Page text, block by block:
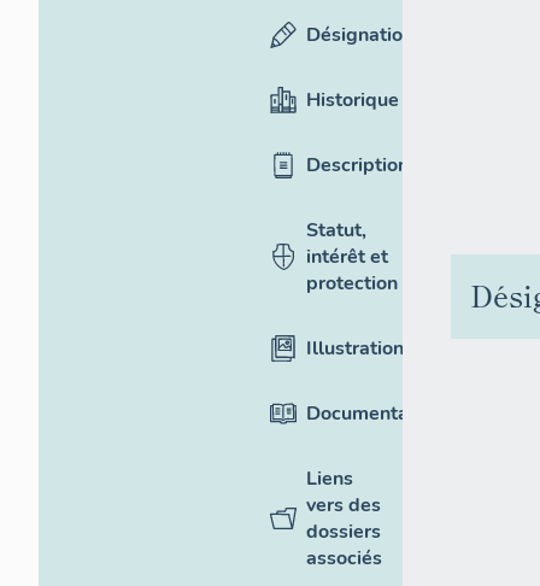
Désignation
Historique
Description
Statut,
intérêt et
protection
Illustrations
Documentation
Liens
vers des
dossiers
associés